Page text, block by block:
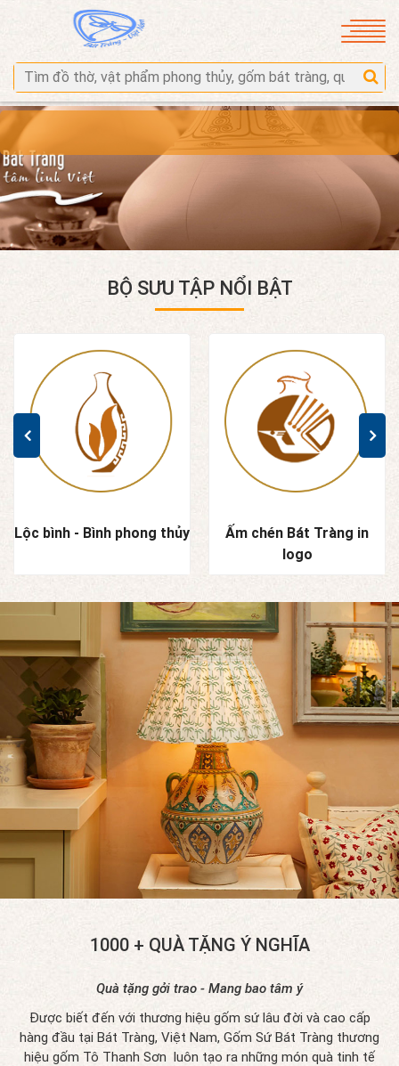
BỘ SƯU TẬP NỔI BẬT
Lộc bình - Bình phong thủy
Ấm chén Bát Tràng in
logo
1000+ QUÀ TẶNG Ý NGHĨA
Quà tặng gởi trao - Mang bao tâm ý
Được biết đến với thương hiệu gốm sứ lâu đời và cao cấp
hàng đầu tại Bát Tràng, Việt Nam, Gốm Sứ Bát Tràng thương
hiệu gốm Tô Thanh Sơn luôn tạo ra những món quà tinh tế